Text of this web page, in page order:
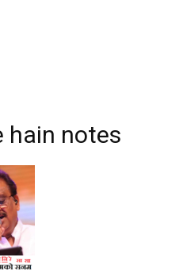
hain notes